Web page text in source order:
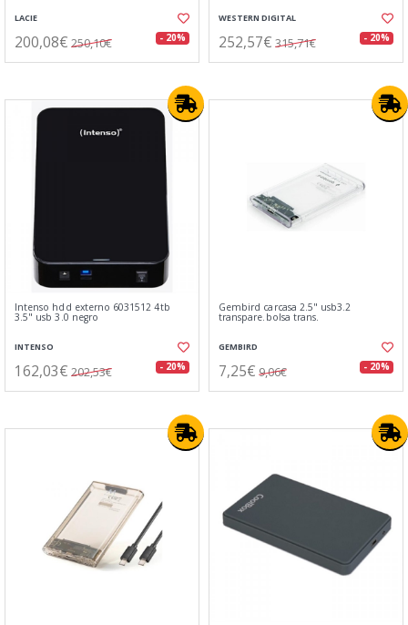
LACIE
200,08€ 250,10€ - 20%
WESTERN DIGITAL
252,57€ 315,71€ - 20%
Intenso hdd externo 6031512 4tb
3.5" usb 3.0 negro
INTENSO
162,03€ 202,53€ - 20%
Gembird carcasa 2.5" usb3.2
transpare.bolsa trans.
GEMBIRD
7,25€ 9,06€ - 20%